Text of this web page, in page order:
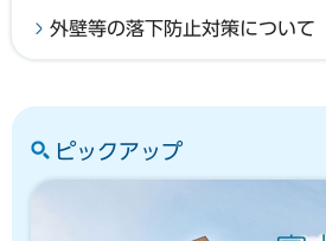
外壁等の落下防止対策について
ピックアップ